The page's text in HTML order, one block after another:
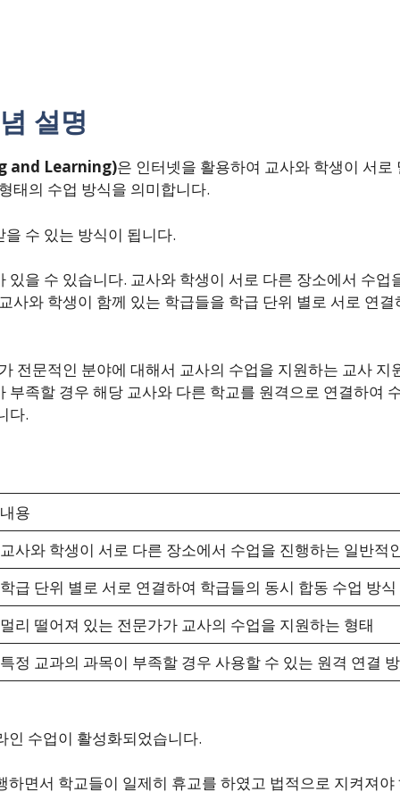
설명
and Learning)은 인터넷을 활용하여 교사와 학생이 서
태의 수업 방식을 의미합니다.
수 있는 방식이 됩니다.
있을 수 있습니다. 교사와 학생이 서로 다른 장소에서 수업
사와 학생이 함께 있는 학급들을 학급 단위 별로 서로 연
전문적인 분야에 대해서 교사의 수업을 지원하는 교사 지
부족할 경우 해당 교사와 다른 학교를 원격으로 연결하여
다.
내용
교사와 학생이 서로 다른 장소에서 수업을 진행하는 일반적
학급 단위 별로 서로 연결하여 학급들의 동시 합동 수업 방식
멀리 떨어져 있는 전문가가 교사의 수업을 지원하는 형태
특정 교과의 과목이 부족할 경우 사용할 수 있는 원격 연결
수업이 활성화되었습니다.
하면서 학교들이 일제히 휴교를 하였고 법적으로 지켜져